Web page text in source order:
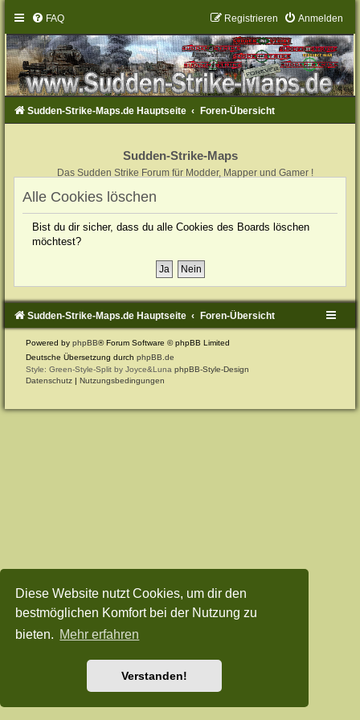
Diese Website nutzt Cookies, um dir den
bestmöglichen Komfort bei der Nutzung zu
bieten. Mehr erfahren
Verstanden!
FAQ Anmelden
Registrieren
Sudden-Strike-Maps.de Hauptseite Foren-Übersicht
Sudden-Strike-Maps
Das Sudden Strike Forum für Modder, Mapper und Gamer !
Alle Cookies löschen
Bist du dir sicher, dass du alle Cookies des Boards löschen
möchtest?
Sudden-Strike-Maps.de Hauptseite Foren-Übersicht
Powered byphpBB® Forum Software © phpBB Limited
Deutsche Übersetzung durchphpBB.de
Style: Green-Style-Split by Joyce&LunaphpBB-Style-Design
Datenschutz |Nutzungsbedingungen